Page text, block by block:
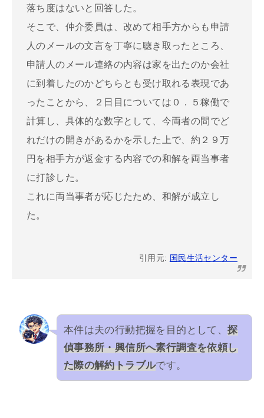
落ち度はないと回答した。
そこで、仲介委員は、改めて相手方からも申請
人のメールの文言を丁寧に聴き取ったところ、
申請人のメール連絡の内容は家を出たのか会社
に到着したのかどちらとも受け取れる表現であ
ったことから、２日目については０．５稼働で
計算し、具体的な数字として、今両者の間でど
れだけの開きがあるかを示した上で、約２９万
円を相手方が返金する内容での和解を両当事者
に打診した。
これに両当事者が応じたため、和解が成立し
た。
引用元: 国民生活センター
本件は夫の行動把握を目的として、探
偵事務所・興信所へ素行調査を依頼し
た際の解約トラブルです。